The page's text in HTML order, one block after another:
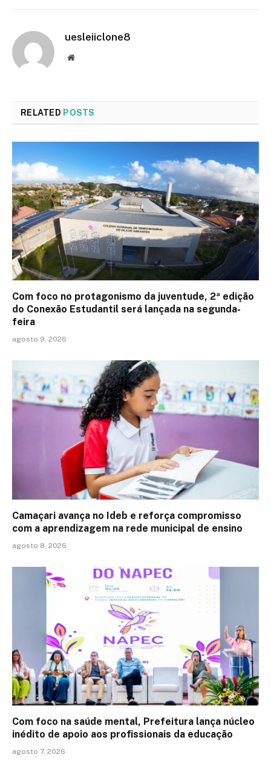
uesleiiclone8
Website
RELATED POSTS
Com foco no protagonismo da juventude, 2ª edição
do Conexão Estudantil será lançada na segunda-
feira
agosto 9, 2026
Camaçari avança no Ideb e reforça compromisso
com a aprendizagem na rede municipal de ensino
agosto 8, 2026
Com foco na saúde mental, Prefeitura lança núcleo
inédito de apoio aos profissionais da educação
agosto 7, 2026